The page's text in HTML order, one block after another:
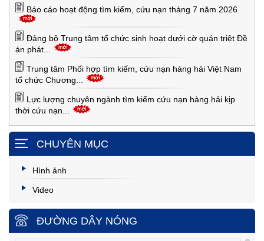
Báo cáo hoạt động tìm kiếm, cứu nạn tháng 7 năm 2026
Đảng bộ Trung tâm tổ chức sinh hoạt dưới cờ quán triệt Đề
án phát...
Trung tâm Phối hợp tìm kiếm, cứu nạn hàng hải Việt Nam
tổ chức Chương...
Lực lượng chuyên ngành tìm kiếm cứu nạn hàng hải kịp
thời cứu nạn...
CHUYÊN MỤC
Hình ảnh
Video
ĐƯỜNG DÂY NÓNG